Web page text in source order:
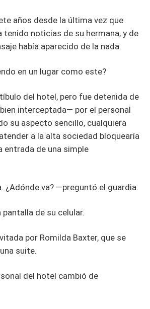
años desde la última vez que
tenido noticias de su hermana, y de
había aparecido de la nada.
en un lugar como este?
del hotel, pero fue detenida de
interceptada— por el personal
su aspecto sencillo, cualquiera
a la alta sociedad bloquearía
entrada de una simple
¿Adónde va? —preguntó el guardia.
de su celular.
por Romilda Baxter, que se
suite.
del hotel cambió de